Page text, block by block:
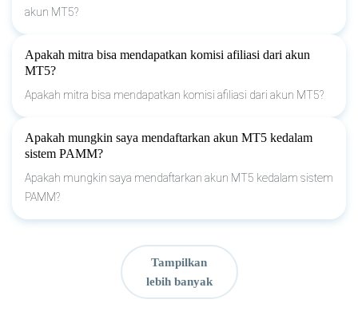
akun MT5?
Apakah mitra bisa mendapatkan komisi afiliasi dari akun
MT5?
Apakah mitra bisa mendapatkan komisi afiliasi dari akun MT5?
Apakah mungkin saya mendaftarkan akun MT5 kedalam
sistem PAMM?
Apakah mungkin saya mendaftarkan akun MT5 kedalam sistem
PAMM?
Tampilkan
lebih banyak